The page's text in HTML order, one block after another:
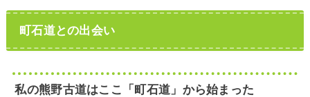
町石道との出会い
私の熊野古道はここ「町石道」から始まった